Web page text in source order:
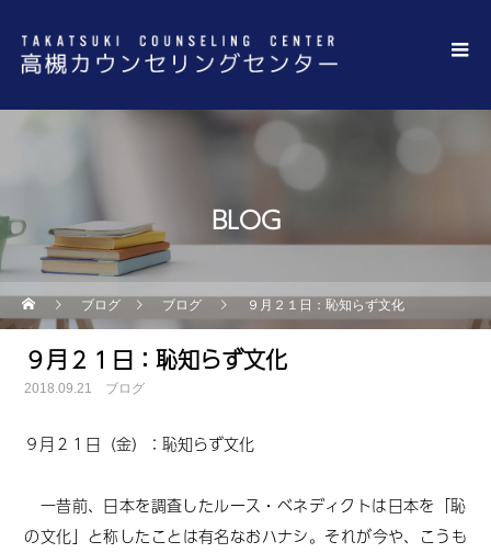
BLOG
ブログ ブログ ９月２１日：恥知らず文化
９月２１日：恥知らず文化
2018.09.21 ブログ
９月２１日（金）：恥知らず文化
一昔前、日本を調査したルース・ベネディクトは日本を「恥
の文化」と称したことは有名なおハナシ。それが今や、こうも